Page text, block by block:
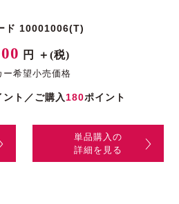
ド 10001006(T)
円 ＋(税)
ー希望小売価格
ント／ご購入 180ポイント
単品購入の
詳細を見る